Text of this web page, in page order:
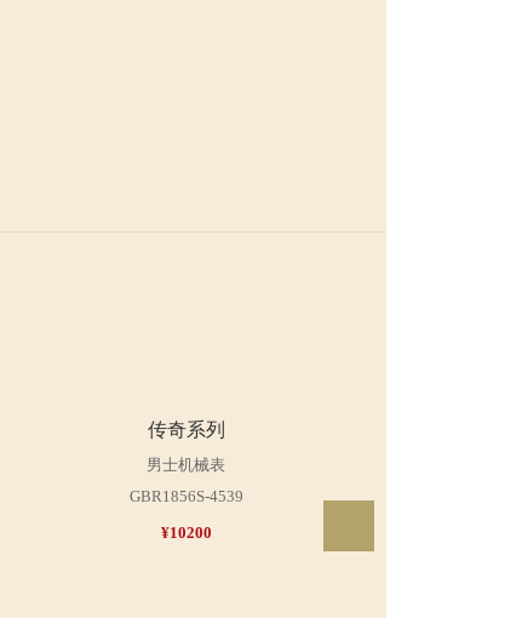
传奇系列
男士机械表
GBR1856S-4539
¥10200
LBR1856S-4539